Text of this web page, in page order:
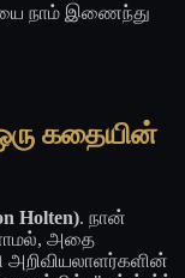
நாம் இணைந்து
கதையின்
Holten). நான்
அதை
அறிவியலாளர்களின்